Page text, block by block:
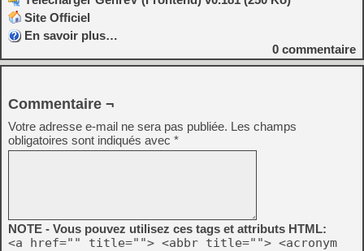
Site Officiel
En savoir plus…
0 commentaire
Commentaire ¬
Votre adresse e-mail ne sera pas publiée. Les champs
obligatoires sont indiqués avec *
NOTE - Vous pouvez utilisez ces tags et attributs HTML:
<a href="" title=""> <abbr title=""> <acronym